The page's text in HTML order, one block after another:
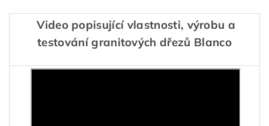
Video popisující vlastnosti, výrobu a
testování granitových dřezů Blanco